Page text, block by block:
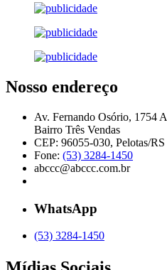
Nosso endereço
Av. Fernando Osório, 1754 A
Bairro Três Vendas
CEP: 96055-030, Pelotas/RS
Fone: (53) 3284-1450
abccc@abccc.com.br
WhatsApp
(53) 3284-1450